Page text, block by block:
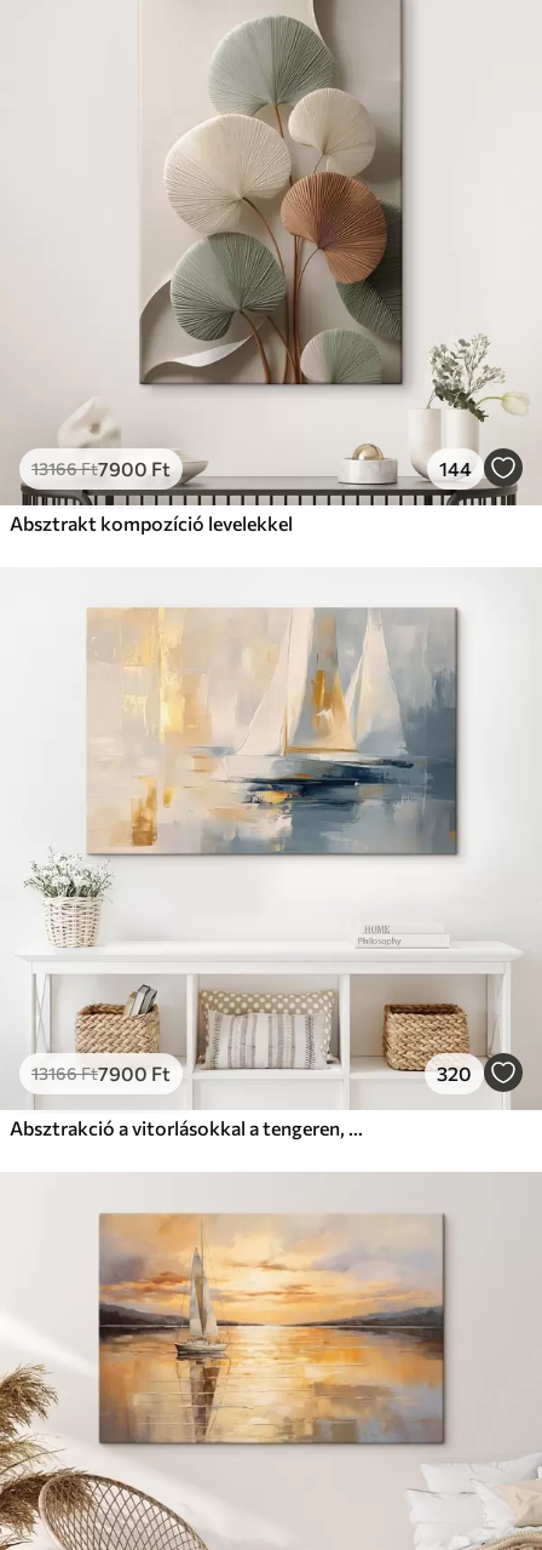
13166Ft7900 Ft 144
Absztrakt kompozíció levelekkel
13166Ft7900 Ft 320
Absztrakció a vitorlásokkal a tengeren, akril stílusban, naplemente